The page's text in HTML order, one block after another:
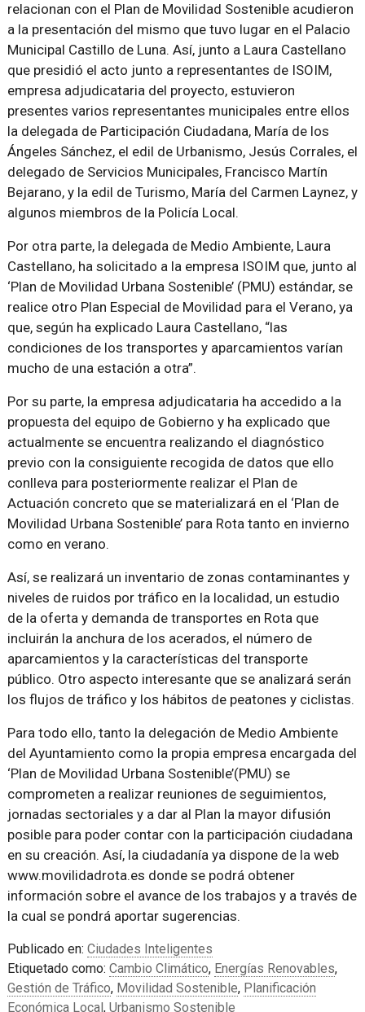
relacionan con el Plan de Movilidad Sostenible acudieron
a la presentación del mismo que tuvo lugar en el Palacio
Municipal Castillo de Luna. Así, junto a Laura Castellano
que presidió el acto junto a representantes de ISOIM,
empresa adjudicataria del proyecto, estuvieron
presentes varios representantes municipales entre ellos
la delegada de Participación Ciudadana, María de los
Ángeles Sánchez, el edil de Urbanismo, Jesús Corrales, el
delegado de Servicios Municipales, Francisco Martín
Bejarano, y la edil de Turismo, María del Carmen Laynez, y
algunos miembros de la Policía Local.
Por otra parte, la delegada de Medio Ambiente, Laura
Castellano, ha solicitado a la empresa ISOIM que, junto al
‘Plan de Movilidad Urbana Sostenible’ (PMU) estándar, se
realice otro Plan Especial de Movilidad para el Verano, ya
que, según ha explicado Laura Castellano, “las
condiciones de los transportes y aparcamientos varían
mucho de una estación a otra”.
Por su parte, la empresa adjudicataria ha accedido a la
propuesta del equipo de Gobierno y ha explicado que
actualmente se encuentra realizando el diagnóstico
previo con la consiguiente recogida de datos que ello
conlleva para posteriormente realizar el Plan de
Actuación concreto que se materializará en el ‘Plan de
Movilidad Urbana Sostenible’ para Rota tanto en invierno
como en verano.
Así, se realizará un inventario de zonas contaminantes y
niveles de ruidos por tráfico en la localidad, un estudio
de la oferta y demanda de transportes en Rota que
incluirán la anchura de los acerados, el número de
aparcamientos y la características del transporte
público. Otro aspecto interesante que se analizará serán
los flujos de tráfico y los hábitos de peatones y ciclistas.
Para todo ello, tanto la delegación de Medio Ambiente
del Ayuntamiento como la propia empresa encargada del
‘Plan de Movilidad Urbana Sostenible’(PMU) se
comprometen a realizar reuniones de seguimientos,
jornadas sectoriales y a dar al Plan la mayor difusión
posible para poder contar con la participación ciudadana
en su creación. Así, la ciudadanía ya dispone de la web
www.movilidadrota.es donde se podrá obtener
información sobre el avance de los trabajos y a través de
la cual se pondrá aportar sugerencias.
Publicado en: Ciudades Inteligentes
Etiquetado como: Cambio Climático, Energías Renovables,
Gestión de Tráfico, Movilidad Sostenible, Planificación
Económica Local, Urbanismo Sostenible